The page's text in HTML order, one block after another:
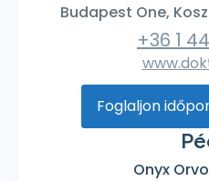
Budapest One,
+36 1
Foglaljon
Onyx